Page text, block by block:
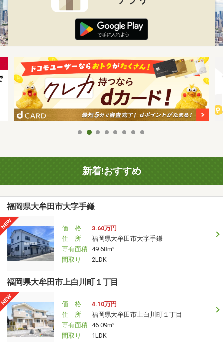
新着!おすすめ
福岡県大牟田市大字手鎌
価 格
3.60万円
住 所
福岡県大牟田市大字手鎌
専有面積 49.68m²
間取り
2LDK
福岡県大牟田市上白川町１丁目
価 格
4.10万円
住 所
福岡県大牟田市上白川町１丁目
専有面積 46.09m²
間取り
1LDK